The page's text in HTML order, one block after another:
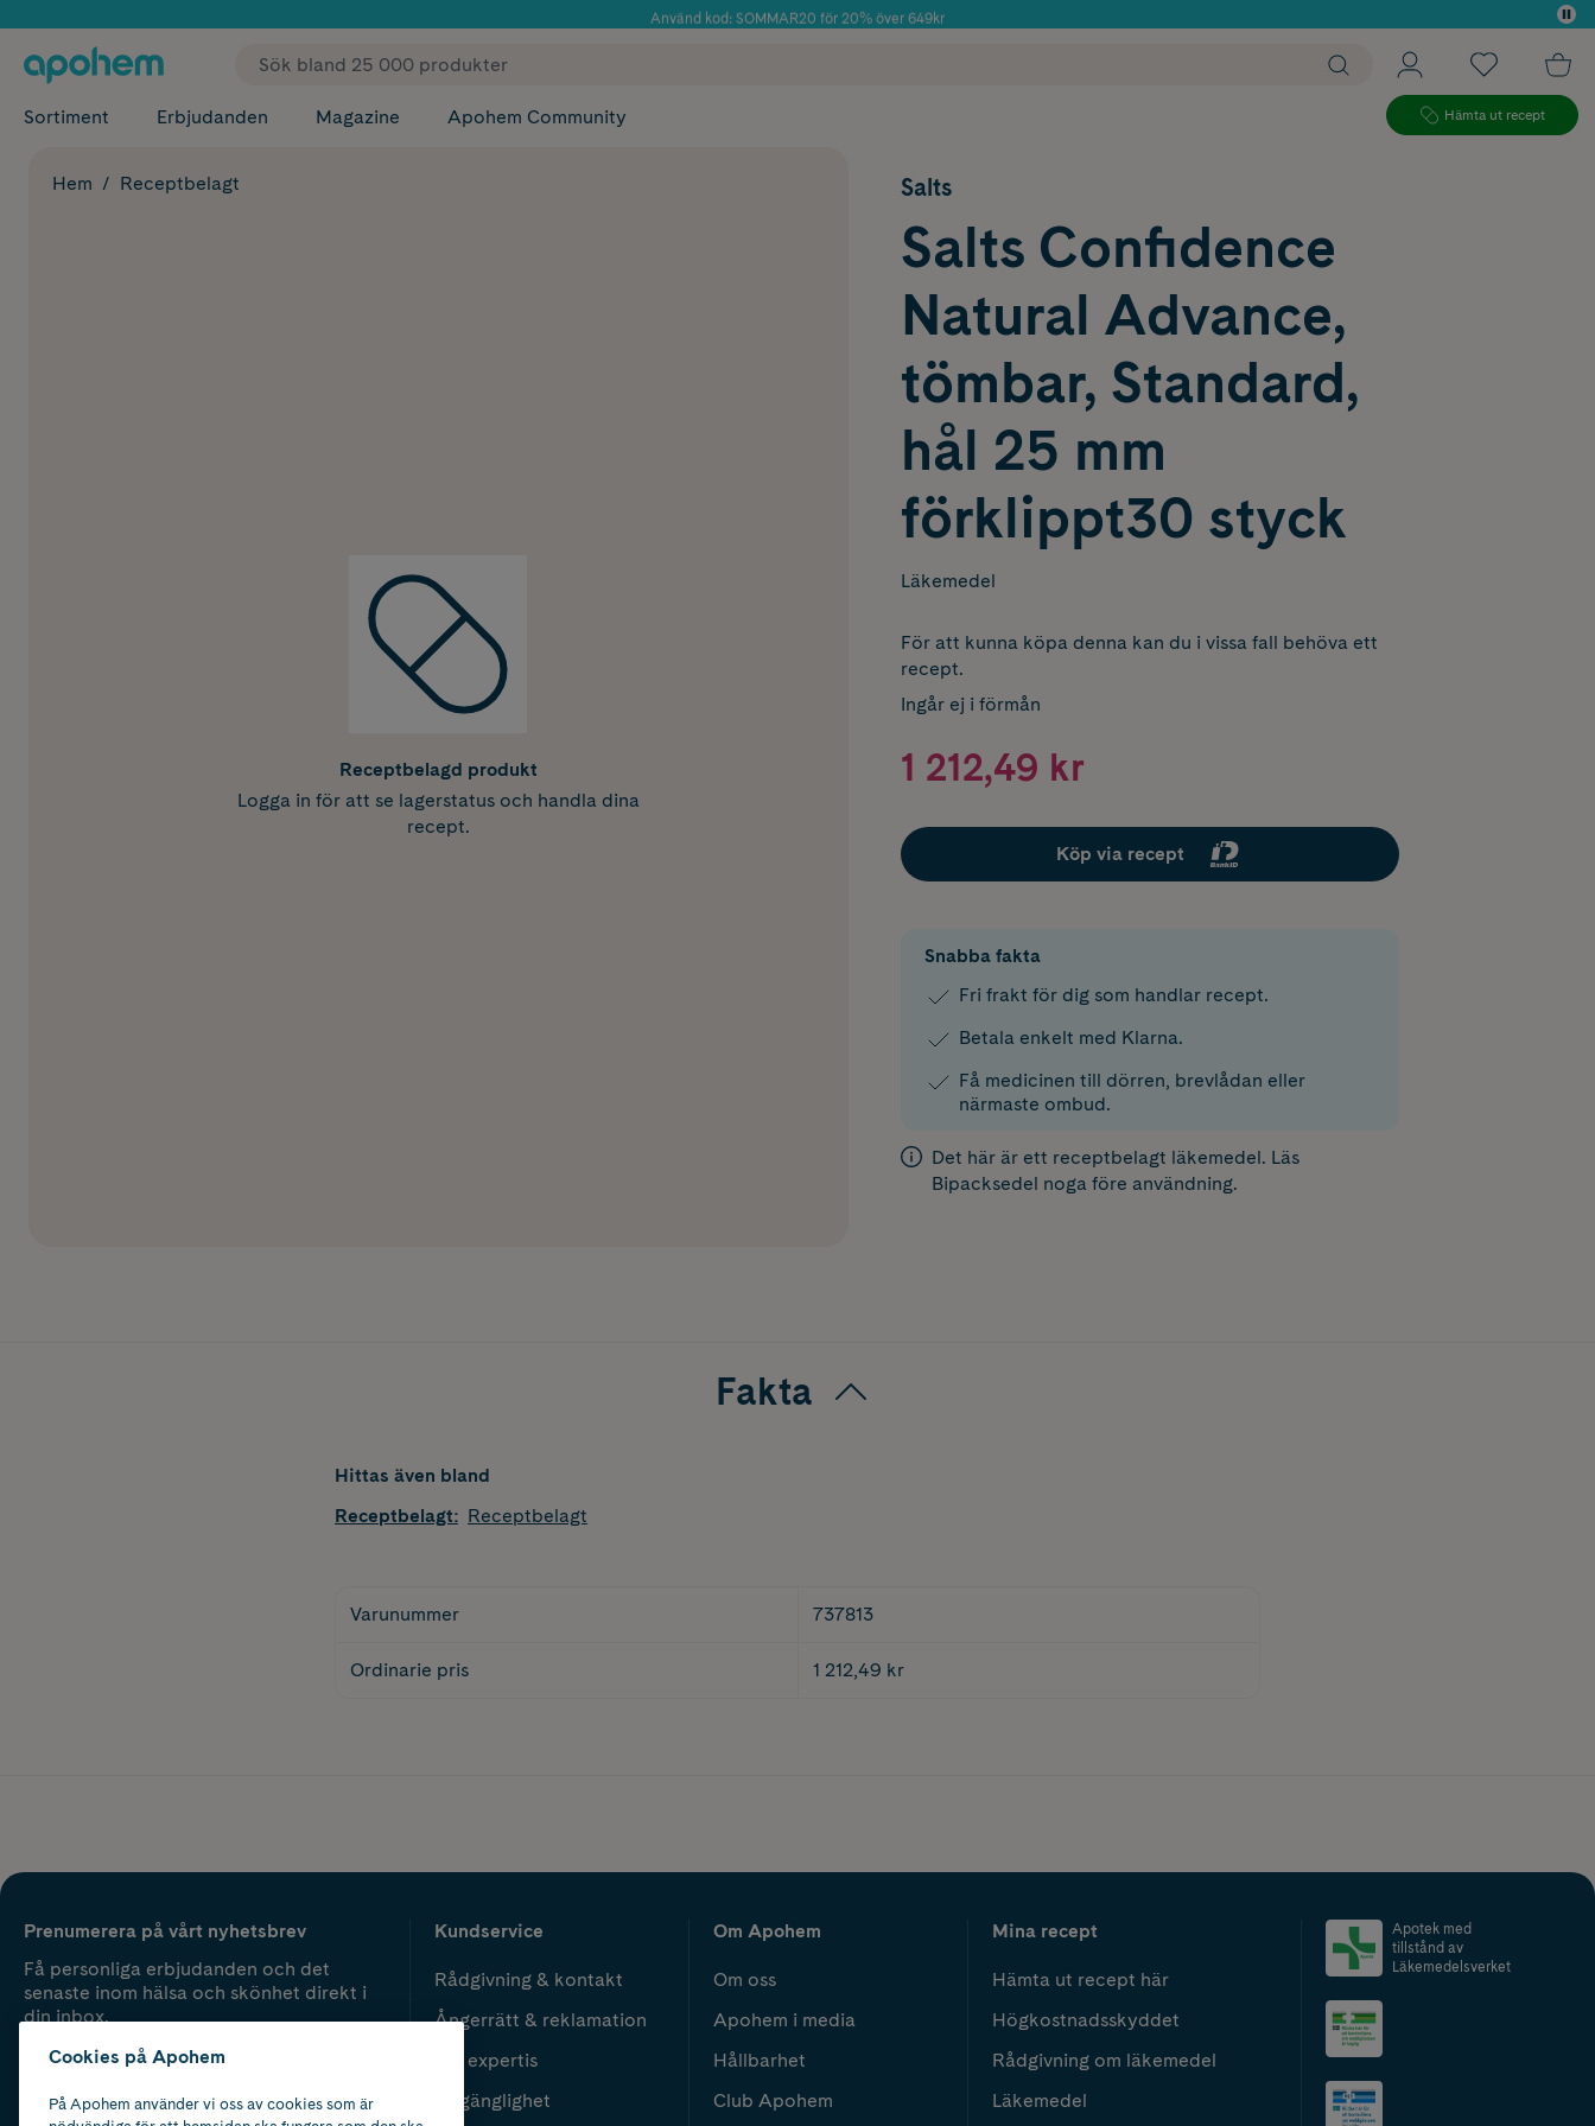
Använd kod: SOMMAR20 för 20% över 649kr
✓ Fri frakt
Sortiment Erbjudanden Magazine Apohem Community Hämta ut recept
Hem Receptbelagt
Receptbelagd produkt
Logga in för att se lagerstatus och handla dina
recept.
Salts
Salts Confidence
Natural Advance,
tömbar, Standard,
hål 25 mm
förklippt30 styck
Läkemedel
För att kunna köpa denna kan du i vissa fall behöva ett
recept.
Ingår ej i förmån
1 212,49 kr
Köp via recept
Snabba fakta
Fri frakt för dig som handlar recept.
Betala enkelt med Klarna.
Få medicinen till dörren, brevlådan eller
närmaste ombud.
Det här är ett receptbelagt läkemedel. Läs
Bipacksedel noga före användning.
Fakta
Hittas även bland
Receptbelagt: Receptbelagt
Varunummer 737813
Ordinarie pris 1 212,49 kr
Prenumerera på vårt nyhetsbrev
Få personliga erbjudanden och det
senaste inom hälsa och skönhet direkt i
din inbox.
Kundservice
Rådgivning & kontakt
Ångerrätt & reklamation
Vår expertis
Tillgänglighet
Om Apohem
Om oss
Apohem i media
Hållbarhet
Club Apohem
Mina recept
Hämta ut recept här
Högkostnadsskyddet
Rådgivning om läkemedel
Läkemedel
Apotek med
tillstånd av
Läkemedelsverket
Cookies på Apohem
På Apohem använder vi oss av cookies som är